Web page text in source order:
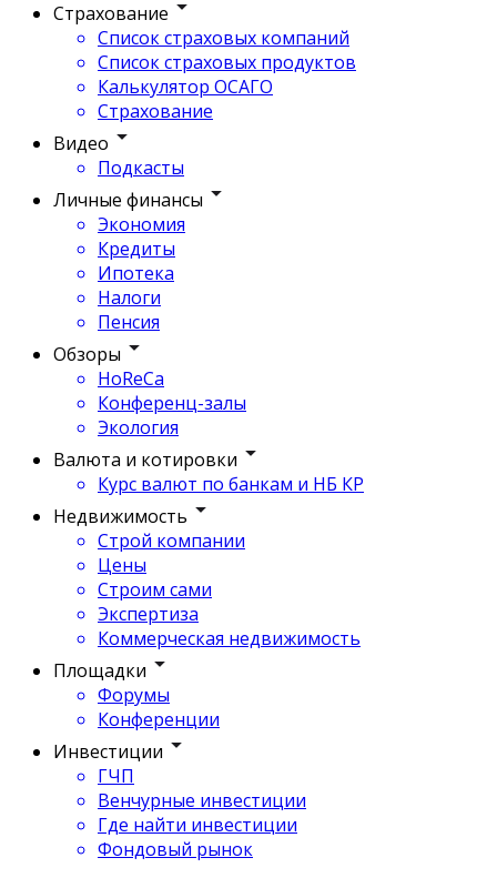
Страхование
Список страховых компаний
Список страховых продуктов
Калькулятор ОСАГО
Страхование
Видео
Подкасты
Личные финансы
Экономия
Кредиты
Ипотека
Налоги
Пенсия
Обзоры
HoReCa
Конференц-залы
Экология
Валюта и котировки
Курс валют по банкам и НБ КР
Недвижимость
Строй компании
Цены
Строим сами
Экспертиза
Коммерческая недвижимость
Площадки
Форумы
Конференции
Инвестиции
ГЧП
Венчурные инвестиции
Где найти инвестиции
Фондовый рынок